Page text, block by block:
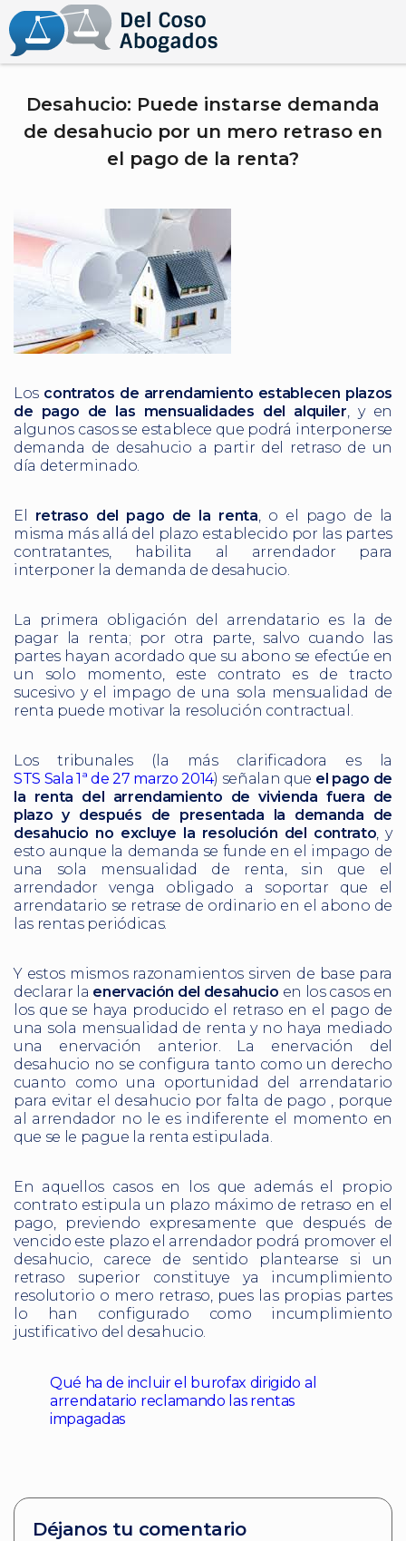
Desahucio: Puede instarse demanda
de desahucio por un mero retraso en
el pago de la renta?
Los contratos de arrendamiento establecen plazos
de pago de las mensualidades del alquiler, y en
algunos casos se establece que podrá interponerse
demanda de desahucio a partir del retraso de un
día determinado.
El retraso del pago de la renta, o el pago de la
misma más allá del plazo establecido por las partes
contratantes, habilita al arrendador para
interponer la demanda de desahucio.
La primera obligación del arrendatario es la de
pagar la renta; por otra parte, salvo cuando las
partes hayan acordado que su abono se efectúe en
un solo momento, este contrato es de tracto
sucesivo y el impago de una sola mensualidad de
renta puede motivar la resolución contractual.
Los tribunales (la más clarificadora es la
STS Sala 1ª de 27 marzo 2014) señalan que el pago de
la renta del arrendamiento de vivienda fuera de
plazo y después de presentada la demanda de
desahucio no excluye la resolución del contrato, y
esto aunque la demanda se funde en el impago de
una sola mensualidad de renta, sin que el
arrendador venga obligado a soportar que el
arrendatario se retrase de ordinario en el abono de
las rentas periódicas.
Y estos mismos razonamientos sirven de base para
declarar la enervación del desahucio en los casos en
los que se haya producido el retraso en el pago de
una sola mensualidad de renta y no haya mediado
una enervación anterior. La enervación del
desahucio no se configura tanto como un derecho
cuanto como una oportunidad del arrendatario
para evitar el desahucio por falta de pago , porque
al arrendador no le es indiferente el momento en
que se le pague la renta estipulada.
En aquellos casos en los que además el propio
contrato estipula un plazo máximo de retraso en el
pago, previendo expresamente que después de
vencido este plazo el arrendador podrá promover el
desahucio, carece de sentido plantearse si un
retraso superior constituye ya incumplimiento
resolutorio o mero retraso, pues las propias partes
lo han configurado como incumplimiento
justificativo del desahucio.
Qué ha de incluir el burofax dirigido al
arrendatario reclamando las rentas
impagadas
Déjanos tu comentario